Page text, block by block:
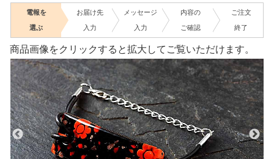
電報を
選ぶ
お届け先
入力
メッセージ
入力
内容の
ご確認
ご注文
終了
商品画像をクリックすると拡大してご覧いただけます。